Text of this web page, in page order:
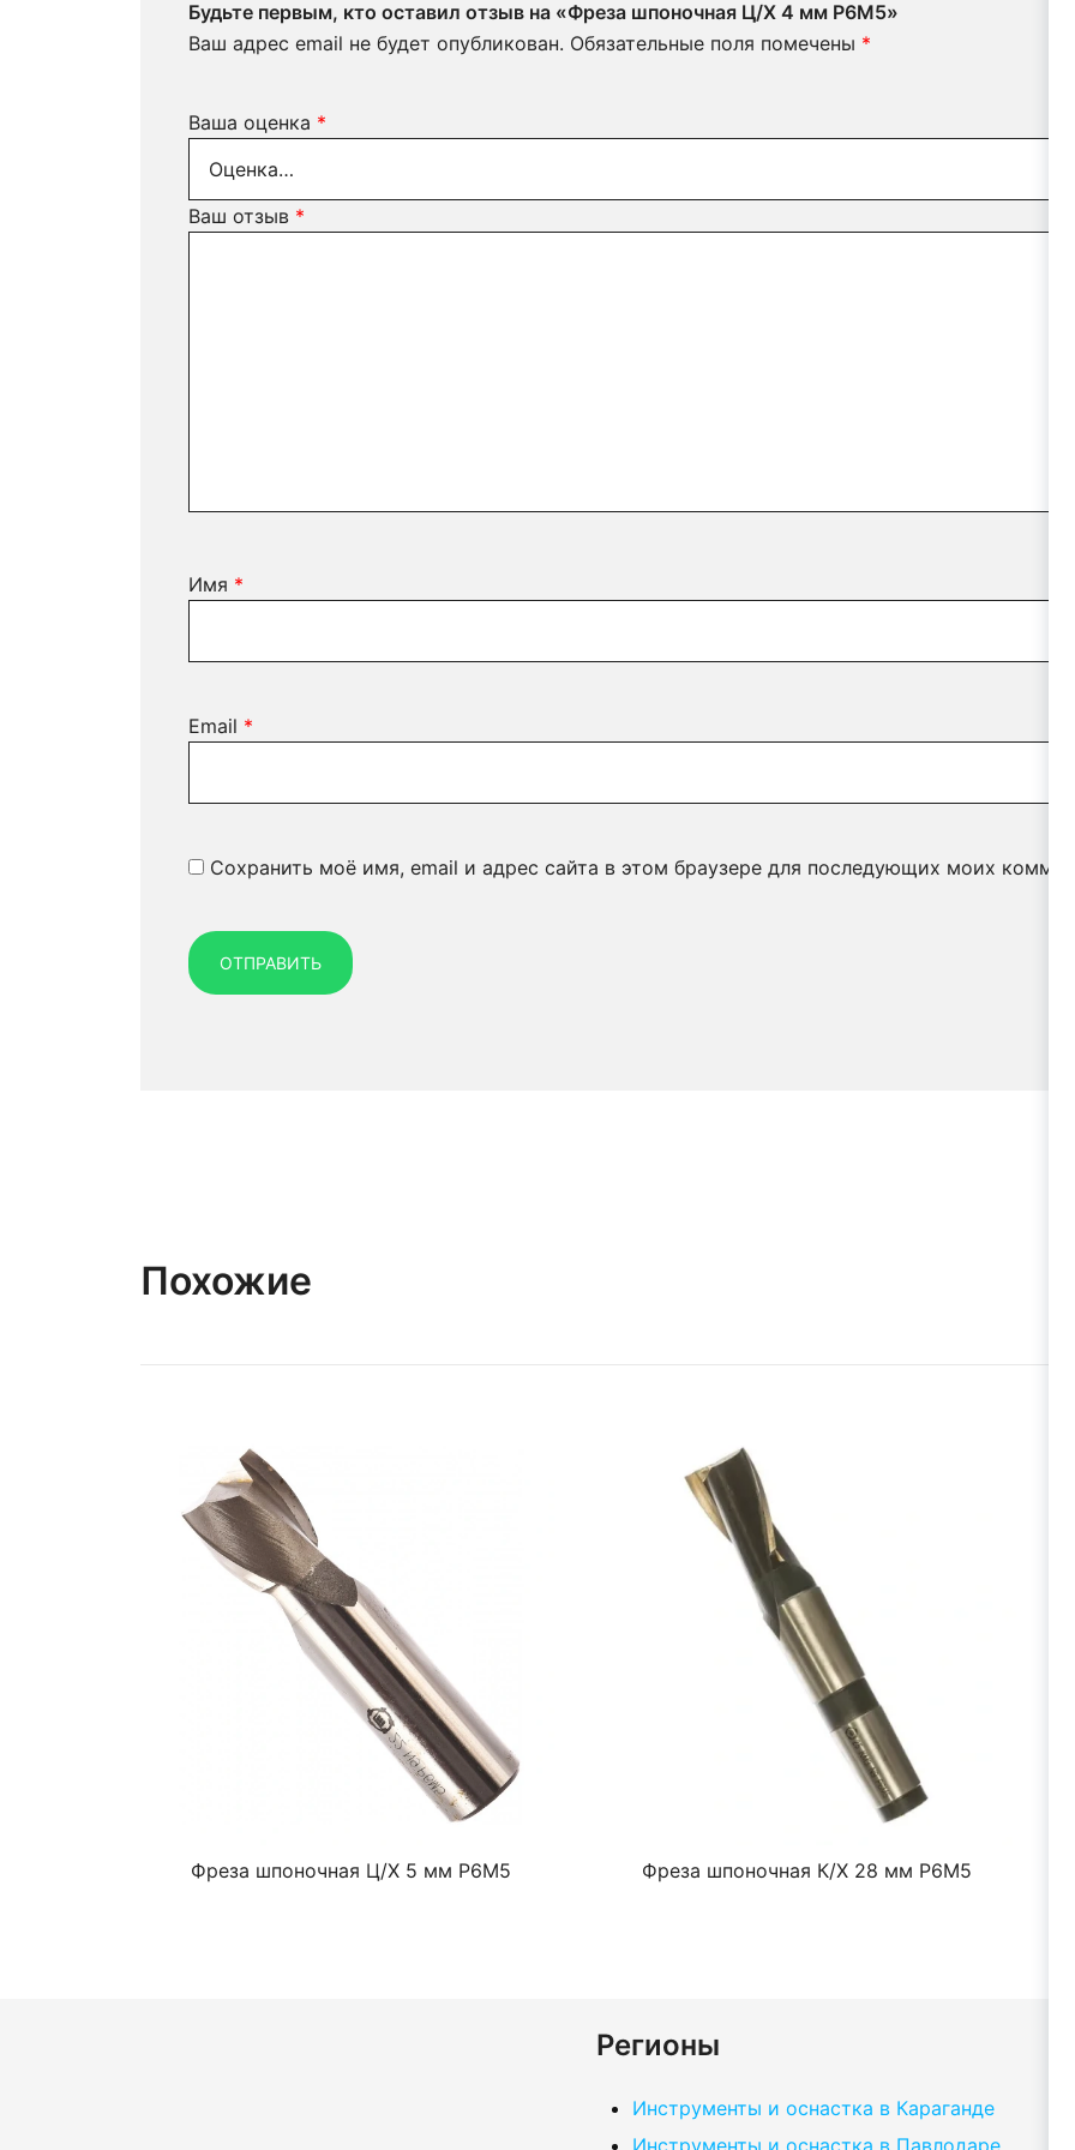
Будьте первым, кто оставил отзыв на «Фреза шпоночная Ц/Х 4 мм Р6М5»
Ваш адрес email не будет опубликован. Обязательные поля помечены *
Ваша оценка *
Ваш отзыв *
Имя *
Email *
Сохранить моё имя, email и адрес сайта в этом браузере для последующих моих
Похожие
Фреза шпоночная Ц/Х 5 мм Р6М5 Фреза шпоночная К/Х 28 мм Р6М5
Регионы
Инструменты и оснастка в Караганде
Инструменты и оснастка в Павлодаре